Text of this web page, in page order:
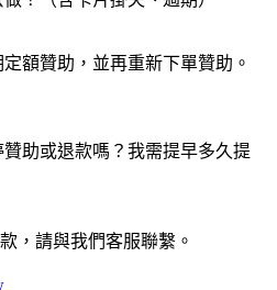
額贊助，並再重新下單贊助。
助或退款嗎？我需提早多久提
，請與我們客服聯繫。